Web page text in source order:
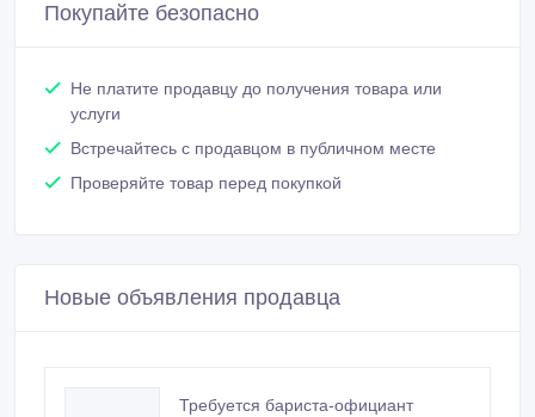
Покупайте безопасно
Не платите продавцу до получения товара или
услуги
Встречайтесь с продавцом в публичном месте
Проверяйте товар перед покупкой
Новые объявления продавца
Требуется бариста-официант